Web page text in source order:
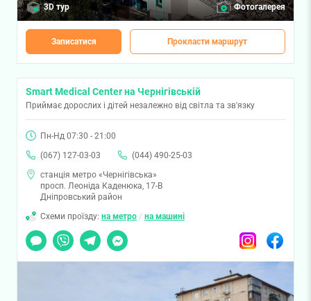
3D тур Фотогалерея
Записатися Прокласти маршрут
Smart Medical Center на Чернігівській
Приймає дорослих і дітей незалежно від світла та зв'язку
Пн-Нд 07:30 - 21:00
(067) 127-03-03
(044) 490-25-03
станція метро «Чернігівська»
просп. Леоніда Каденюка, 17-В
Дніпровський район
Схеми проїзду: на метро / на машині
Чат
Viber TelegramMessenger InstagramFacebook